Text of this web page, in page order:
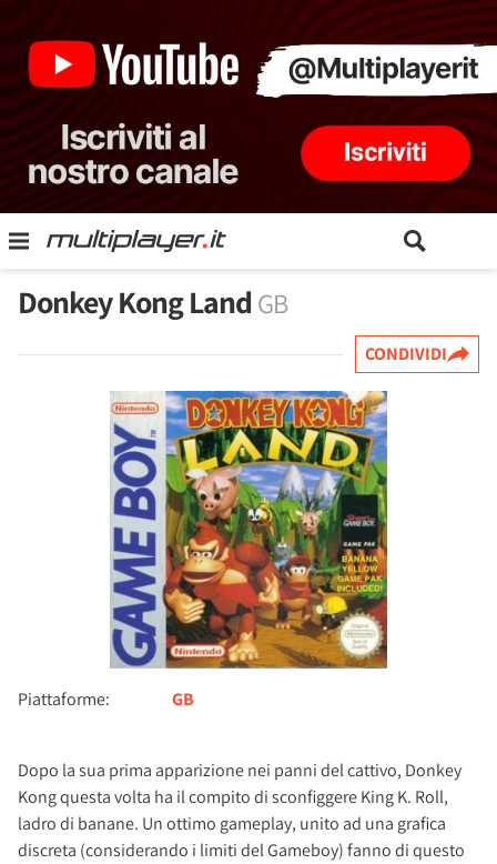
Donkey Kong Land GB
CONDIVIDI
Piattaforme: GB
Dopo la sua prima apparizione nei panni del cattivo, Donkey
Kong questa volta ha il compito di sconfiggere King K. Roll,
ladro di banane. Un ottimo gameplay, unito ad una grafica
discreta (considerando i limiti del Gameboy) fanno di questo